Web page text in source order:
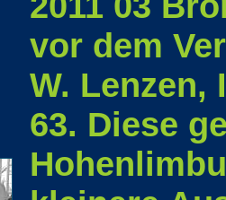
vor dem
W. Lenzen,
63. Diese